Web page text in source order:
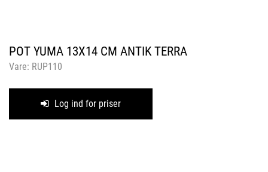
POT YUMA 13X14 CM ANTIK TERRA
Vare: RUP110
Log ind for priser